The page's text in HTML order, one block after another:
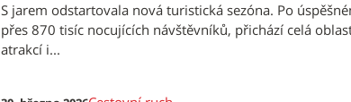
S jarem odstartovala nová turistická sezóna. Po
přes 870 tisíc nocujících návštěvníků, přichází celá
atrakcí i...